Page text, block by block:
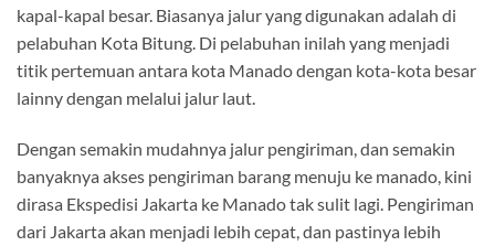
kapal-kapal besar. Biasanya jalur yang digunakan adalah di
pelabuhan Kota Bitung. Di pelabuhan inilah yang menjadi
titik pertemuan antara kota Manado dengan kota-kota besar
lainny dengan melalui jalur laut.
Dengan semakin mudahnya jalur pengiriman, dan semakin
banyaknya akses pengiriman barang menuju ke manado, kini
dirasa Ekspedisi Jakarta ke Manado tak sulit lagi. Pengiriman
dari Jakarta akan menjadi lebih cepat, dan pastinya lebih